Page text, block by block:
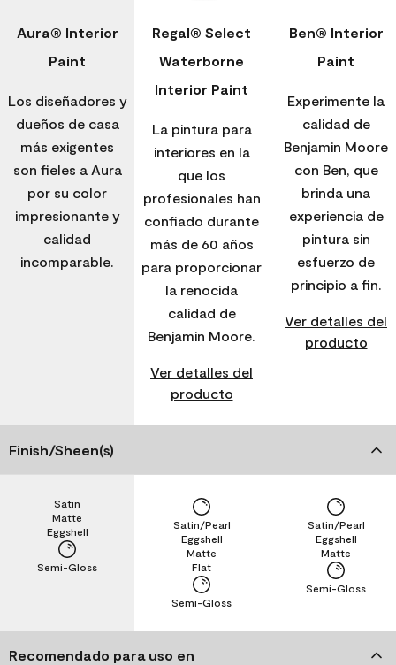
Aura® Interior
Paint
Los diseñadores y
dueños de casa
más exigentes
son fieles a Aura
por su color
impresionante y
calidad
incomparable.
Regal® Select
Waterborne
Interior Paint
La pintura para
interiores en la
que los
profesionales han
confiado durante
más de 60 años
para proporcionar
la renocida
calidad de
Benjamin Moore.
Ver detalles del
producto
Ben® Interior
Paint
Experimente la
calidad de
Benjamin Moore
con Ben, que
brinda una
experiencia de
pintura sin
esfuerzo de
principio a fin.
Ver detalles del
producto
Finish/Sheen(s)
Semi-Gloss
Eggshell
Matte
Satin
Semi-Gloss
Flat
Matte
Eggshell
Satin/Pearl
Semi-Gloss
Matte
Eggshell
Satin/Pearl
Recomendado para uso en